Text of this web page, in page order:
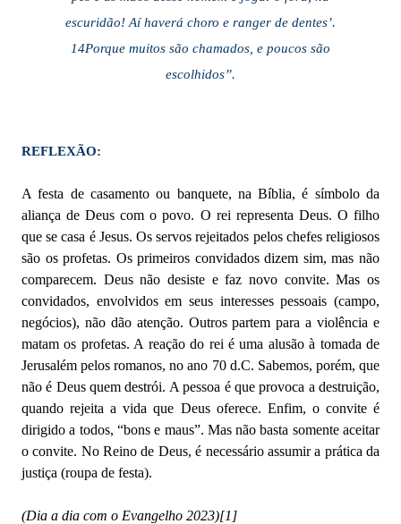
escuridão! Aí haverá choro e ranger de dentes’.
14Porque muitos são chamados, e poucos são
escolhidos”.
REFLEXÃO:
A festa de casamento ou banquete, na Bíblia, é símbolo da
aliança de Deus com o povo. O rei representa Deus. O filho
que se casa é Jesus. Os servos rejeitados pelos chefes religiosos
são os profetas. Os primeiros convidados dizem sim, mas não
comparecem. Deus não desiste e faz novo convite. Mas os
convidados, envolvidos em seus interesses pessoais (campo,
negócios), não dão atenção. Outros partem para a violência e
matam os profetas. A reação do rei é uma alusão à tomada de
Jerusalém pelos romanos, no ano 70 d.C. Sabemos, porém, que
não é Deus quem destrói. A pessoa é que provoca a destruição,
quando rejeita a vida que Deus oferece. Enfim, o convite é
dirigido a todos, “bons e maus”. Mas não basta somente aceitar
o convite. No Reino de Deus, é necessário assumir a prática da
justiça (roupa de festa).
(Dia a dia com o Evangelho 2023)[1]